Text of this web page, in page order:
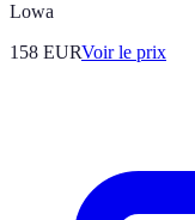
Lowa
158 EURVoir le prix